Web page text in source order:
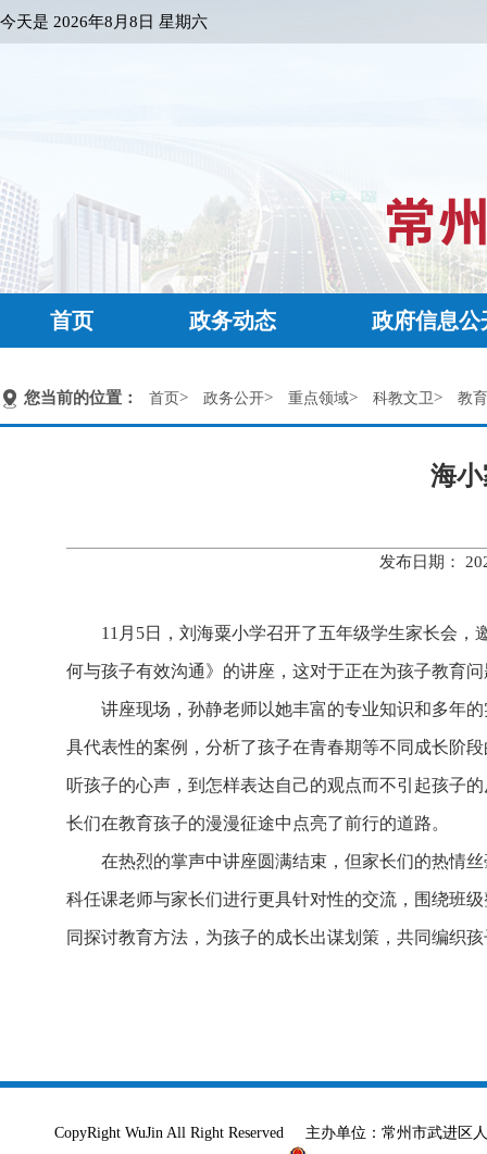
今天是 2026年8月8日 星期六
首页 政务动态 政府信息公
您当前的位置： 首页> 政务公开> 重点领域> 科教文卫> 教
海
发布日期：
11月5日，刘海粟小学召开了五年级学生家长会
何与孩子有效沟通》的讲座，这对于正在为孩子教育
讲座现场，孙静老师以她丰富的专业知识和多年
具代表性的案例，分析了孩子在青春期等不同成长阶
听孩子的心声，到怎样表达自己的观点而不引起孩子
长们在教育孩子的漫漫征途中点亮了前行的道路。
在热烈的掌声中讲座圆满结束，但家长们的热情
科任课老师与家长们进行更具针对性的交流，围绕班
同探讨教育方法，为孩子的成长出谋划策，共同编织
CopyRight WuJin All Right Reserved 主办单位：常州市武进